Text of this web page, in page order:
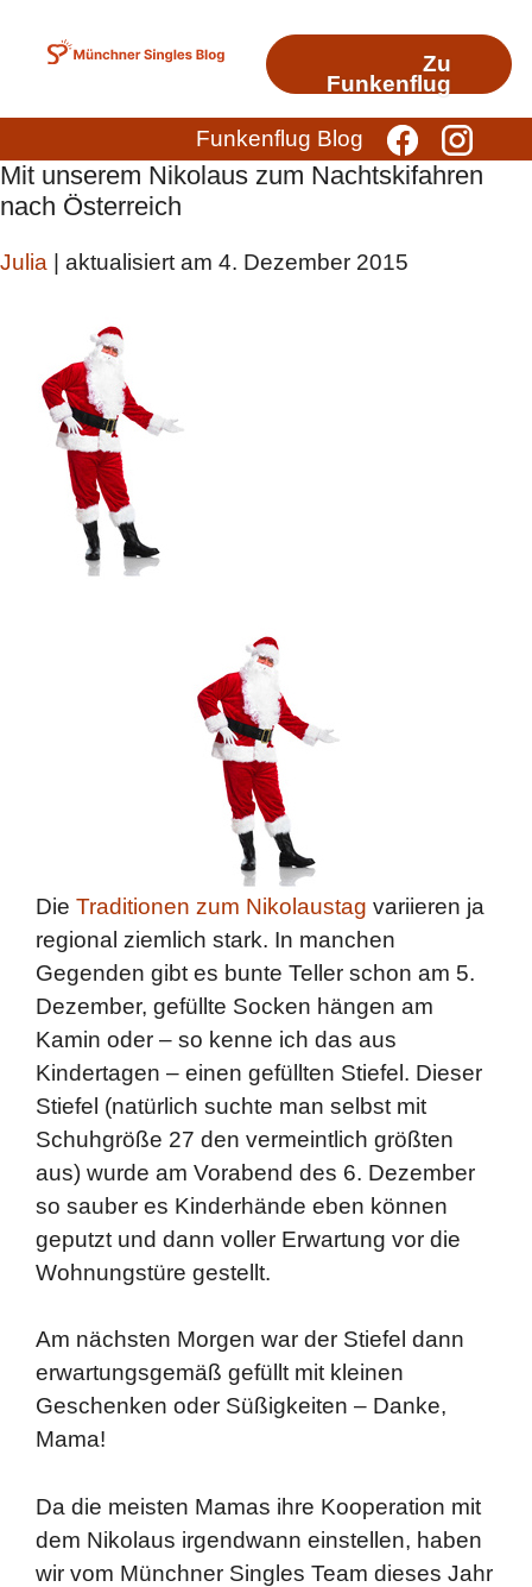
Inhalt
Zu
Funkenflug
Funkenflug Blog
Mit unserem Nikolaus zum Nachtskifahren
nach Österreich
Julia | aktualisiert am 4. Dezember 2015
Die Traditionen zum Nikolaustag variieren ja
regional ziemlich stark. In manchen
Gegenden gibt es bunte Teller schon am 5.
Dezember, gefüllte Socken hängen am
Kamin oder – so kenne ich das aus
Kindertagen – einen gefüllten Stiefel. Dieser
Stiefel (natürlich suchte man selbst mit
Schuhgröße 27 den vermeintlich größten
aus) wurde am Vorabend des 6. Dezember
so sauber es Kinderhände eben können
geputzt und dann voller Erwartung vor die
Wohnungstüre gestellt.
Am nächsten Morgen war der Stiefel dann
erwartungsgemäß gefüllt mit kleinen
Geschenken oder Süßigkeiten – Danke,
Mama!
Da die meisten Mamas ihre Kooperation mit
dem Nikolaus irgendwann einstellen, haben
wir vom Münchner Singles Team dieses Jahr